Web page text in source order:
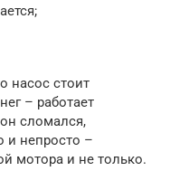
насос стоит
– работает
сломался,
и непросто –
мотора и не только.